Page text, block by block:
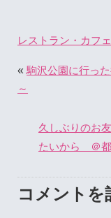
レストラン・カフェ
« 駒沢公園に行っ
～
久しぶりのお
たいから ＠
コメントを